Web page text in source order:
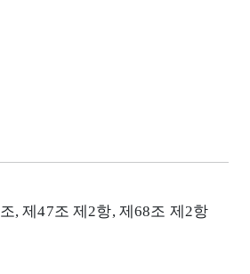
, 제47조 제2항, 제68조 제2항